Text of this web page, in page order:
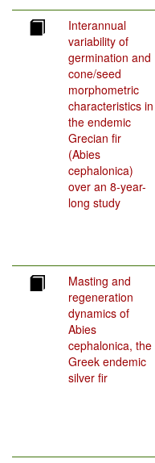
Interannual
variability of
germination and
cone/seed
morphometric
characteristics in
the endemic
Grecian fir
(Abies
cephalonica)
over an 8-year-
long study
Masting and
regeneration
dynamics of
Abies
cephalonica, the
Greek endemic
silver fir